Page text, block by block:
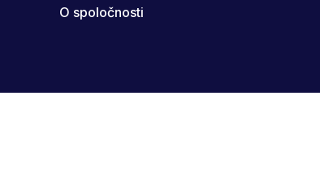
O spoločnosti